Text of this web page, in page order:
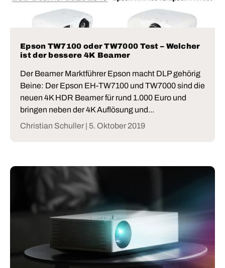
Epson TW7100 oder TW7000 Test – Welcher
ist der bessere 4K Beamer
Der Beamer Marktführer Epson macht DLP gehörig
Beine: Der Epson EH-TW7100 und TW7000 sind die
neuen 4K HDR Beamer für rund 1.000 Euro und
bringen neben der 4K Auflösung und...
Christian Schuller | 5. Oktober 2019